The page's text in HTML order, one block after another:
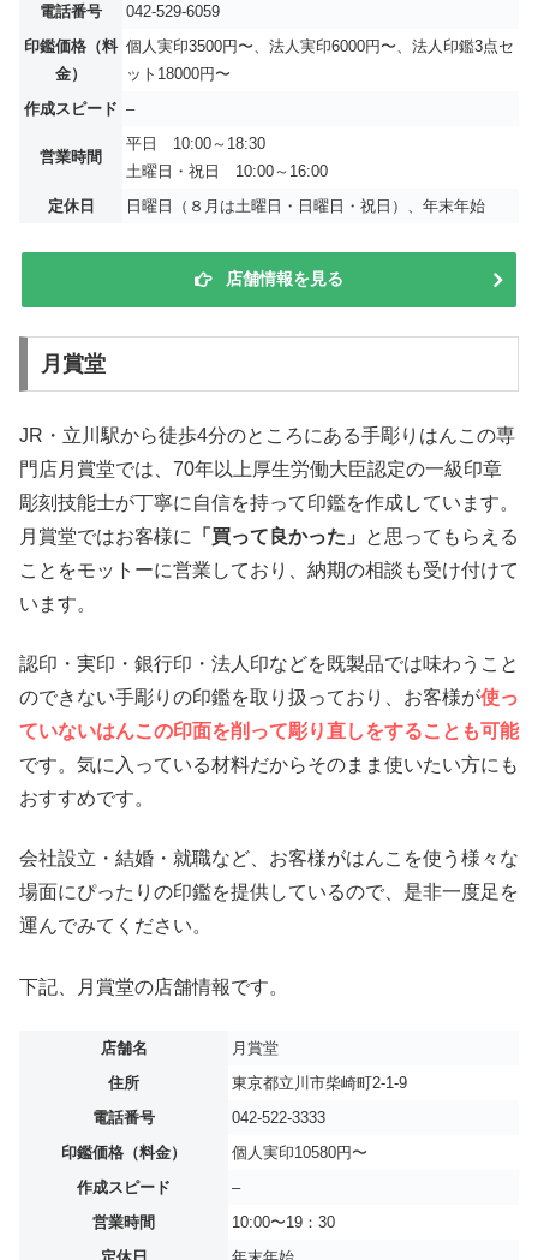
電話番号
042-529-6059
印鑑価格（料
金）
個人実印3500円〜、法人実印6000円〜、法人印鑑3点セ
ット18000円〜
作成スピード –
営業時間
平日 10:00～18:30
土曜日・祝日 10:00～16:00
定休日
日曜日（８月は土曜日・日曜日・祝日）、年末年始
店舗情報を見る
月賞堂
JR・立川駅から徒歩4分のところにある手彫りはんこの専
門店月賞堂では、70年以上厚生労働大臣認定の一級印章
彫刻技能士が丁寧に自信を持って印鑑を作成しています。
月賞堂ではお客様に
「買って良かった」
と思ってもらえる
ことをモットーに営業しており、納期の相談も受け付けて
います。
認印・実印・銀行印・法人印などを既製品では味わうこと
のできない手彫りの印鑑を取り扱っており、お客様が使っ
ていないはんこの印面を削って彫り直しをすることも可能
です。気に入っている材料だからそのまま使いたい方にも
おすすめです。
会社設立・結婚・就職など、お客様がはんこを使う様々な
場面にぴったりの印鑑を提供しているので、是非一度足を
運んでみてください。
下記、月賞堂の店舗情報です。
店舗名
月賞堂
住所
東京都立川市柴崎町2-1-9
電話番号
042-522-3333
印鑑価格（料金）
個人実印10580円〜
作成スピード
–
営業時間
10:00〜19：30